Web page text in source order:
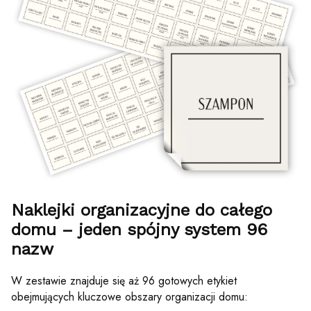
Naklejki organizacyjne do całego
domu – jeden spójny system 96
nazw
W zestawie znajduje się aż 96 gotowych etykiet
obejmujących kluczowe obszary organizacji domu: